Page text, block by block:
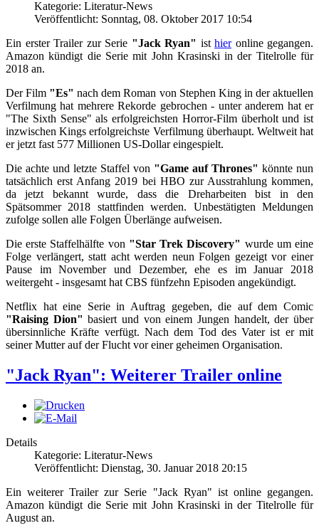
Kategorie: Literatur-News
Veröffentlicht: Sonntag, 08. Oktober 2017 10:54
Ein erster Trailer zur Serie "Jack Ryan" ist hieronline gegangen.
Amazon kündigt die Serie mit John Krasinski in der Titelrolle für
2018 an.
Der Film "Es" nach dem Roman von Stephen King in der aktuellen
Verfilmung hat mehrere Rekorde gebrochen - unter anderem hat er
"The Sixth Sense" als erfolgreichsten Horror-Film überholt und ist
inzwischen Kings erfolgreichste Verfilmung überhaupt. Weltweit hat
er jetzt fast 577 Millionen US-Dollar eingespielt.
Die achte und letzte Staffel von "Game auf Thrones" könnte nun
tatsächlich erst Anfang 2019 bei HBO zur Ausstrahlung kommen,
da jetzt bekannt wurde, dass die Dreharbeiten bist in den
Spätsommer 2018 stattfinden werden. Unbestätigten Meldungen
zufolge sollen alle Folgen Überlänge aufweisen.
Die erste Staffelhälfte von "Star Trek Discovery" wurde um eine
Folge verlängert, statt acht werden neun Folgen gezeigt vor einer
Pause im November und Dezember, ehe es im Januar 2018
weitergeht - insgesamt hat CBS fünfzehn Episoden angekündigt.
Netflix hat eine Serie in Auftrag gegeben, die auf dem Comic
"Raising Dion" basiert und von einem Jungen handelt, der über
übersinnliche Kräfte verfügt. Nach dem Tod des Vater ist er mit
seiner Mutter auf der Flucht vor einer geheimen Organisation.
"Jack Ryan": Weiterer Trailer online
Details
Kategorie: Literatur-News
Veröffentlicht: Dienstag, 30. Januar 2018 20:15
Ein weiterer Trailer zur Serie "Jack Ryan" ist online gegangen.
Amazon kündigt die Serie mit John Krasinski in der Titelrolle für
August an.